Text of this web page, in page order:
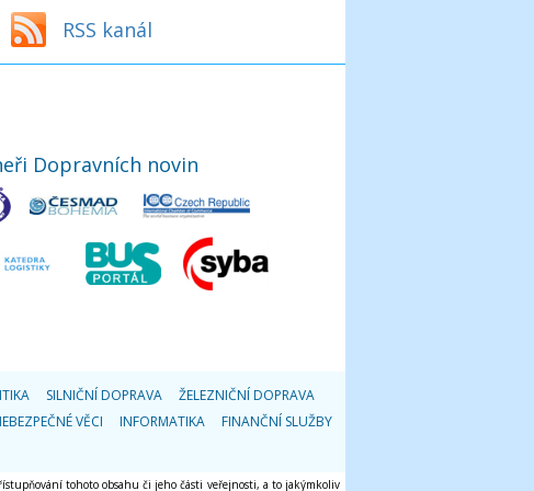
RSS kanál
Dopravních novin
SILNIČNÍ DOPRAVA
ŽELEZNIČNÍ DOPRAVA
VĚCI INFORMATIKA
FINANČNÍ SLUŽBY
tohoto obsahu či jeho části veřejnosti, a to jakýmkoliv